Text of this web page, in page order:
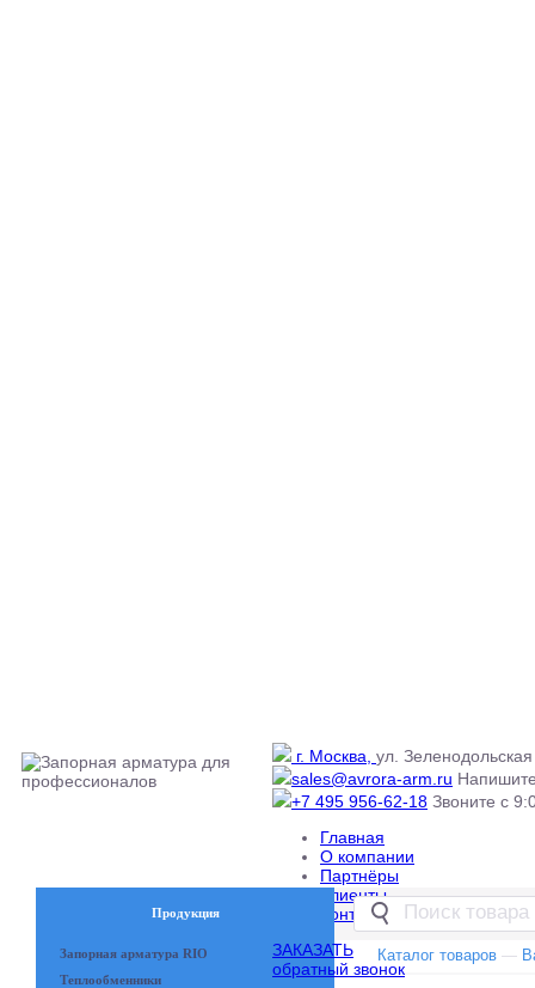
г. Москва, ул.
sales@avrora-arm.ru
+7 495 956-62-18 Звоните с
Главная
О компании
Партнёры
Клиенты
Контакты
ЗАКАЗАТЬ
обратный звонок
Продукция
Запорная арматура RIO
Теплообменники
Каталог товаров —